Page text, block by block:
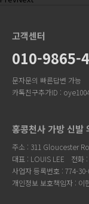
고객센터
010-9865-
문자문의 빠른답변 가능
카톡친구추가ID :
홍콩천사 가방 신발
주소 : 311 Gloucester
대표 : LOUIS LEE
전화
사업자 등록번호 : 774-
개인정보 보호책임자 : 이